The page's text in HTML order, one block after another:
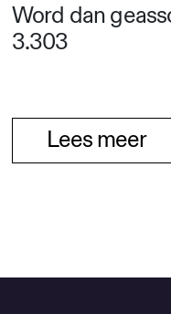
Word dan
3.303
Lees meer